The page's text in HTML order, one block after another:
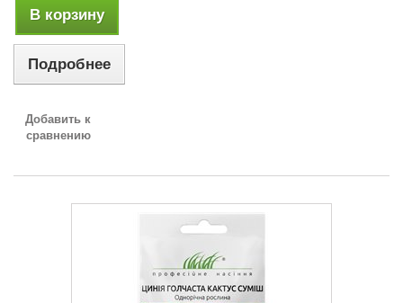
В корзину
Подробнее
Добавить к
сравнению